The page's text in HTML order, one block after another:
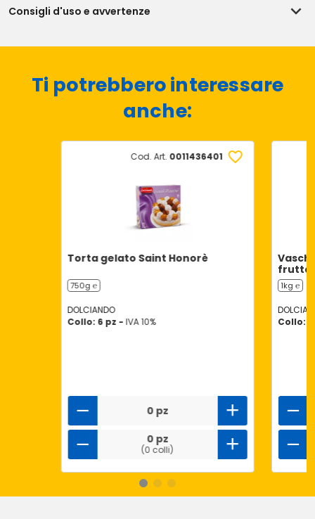
Consigli d'uso e avvertenze
Ti potrebbero interessare
anche:
Cod. Art. 0011436401
Torta gelato Saint Honorè
750g ℮
DOLCIANDO
Collo: 6 pz - IVA 10%
0 pz
0 pz
(0 colli)
frutta
1kg ℮
Collo: